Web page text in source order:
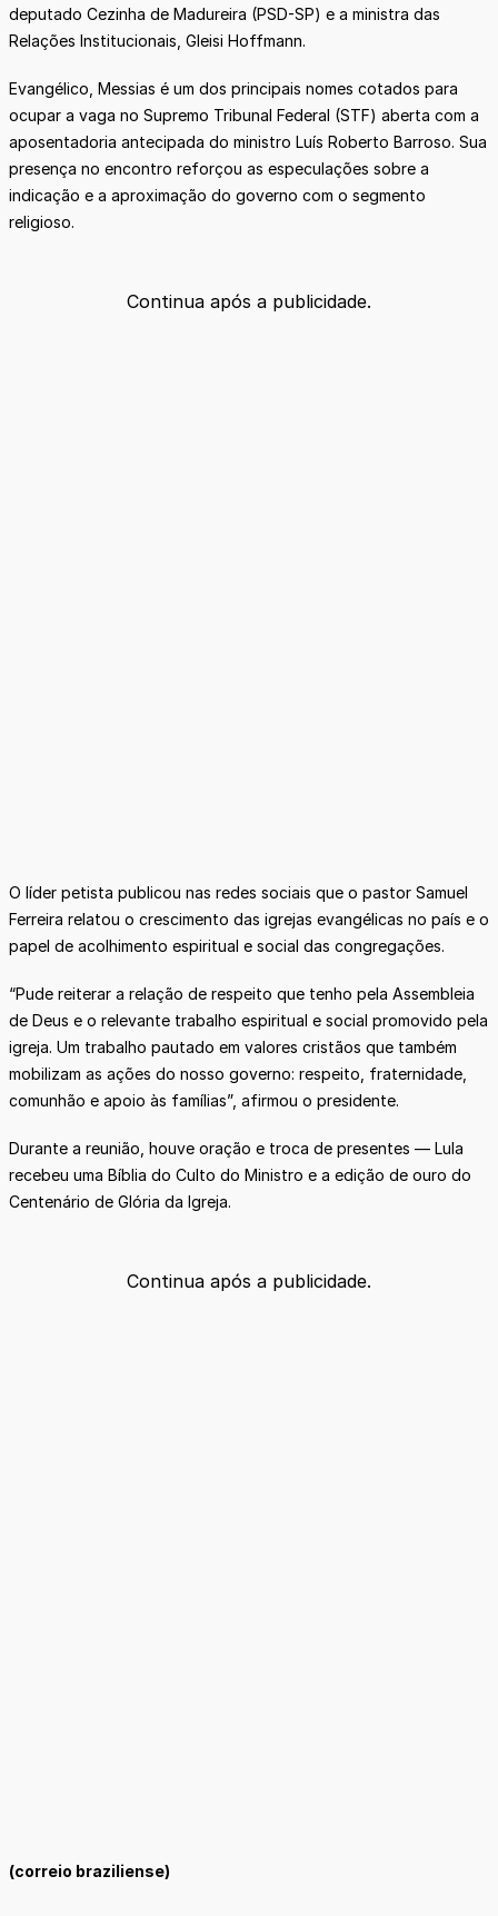
deputado Cezinha de Madureira (PSD-SP) e a ministra das
Relações Institucionais, Gleisi Hoffmann.
Evangélico, Messias é um dos principais nomes cotados para
ocupar a vaga no Supremo Tribunal Federal (STF) aberta com a
aposentadoria antecipada do ministro Luís Roberto Barroso. Sua
presença no encontro reforçou as especulações sobre a
indicação e a aproximação do governo com o segmento
religioso.
Continua após a publicidade.
O líder petista publicou nas redes sociais que o pastor Samuel
Ferreira relatou o crescimento das igrejas evangélicas no país e o
papel de acolhimento espiritual e social das congregações.
“Pude reiterar a relação de respeito que tenho pela Assembleia
de Deus e o relevante trabalho espiritual e social promovido pela
igreja. Um trabalho pautado em valores cristãos que também
mobilizam as ações do nosso governo: respeito, fraternidade,
comunhão e apoio às famílias”, afirmou o presidente.
Durante a reunião, houve oração e troca de presentes — Lula
recebeu uma Bíblia do Culto do Ministro e a edição de ouro do
Centenário de Glória da Igreja.
Continua após a publicidade.
(correio braziliense)